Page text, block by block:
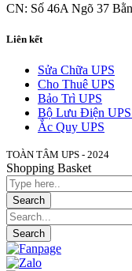
CN: Số 46A Ngõ 37
Liên kết
Sửa Chữa UPS
Cho Thuê UPS
Bảo Trì UPS
Bộ Lưu Điện
Ắc Quy UPS
TOÀN TÂM UPS - 2024
Shopping Basket